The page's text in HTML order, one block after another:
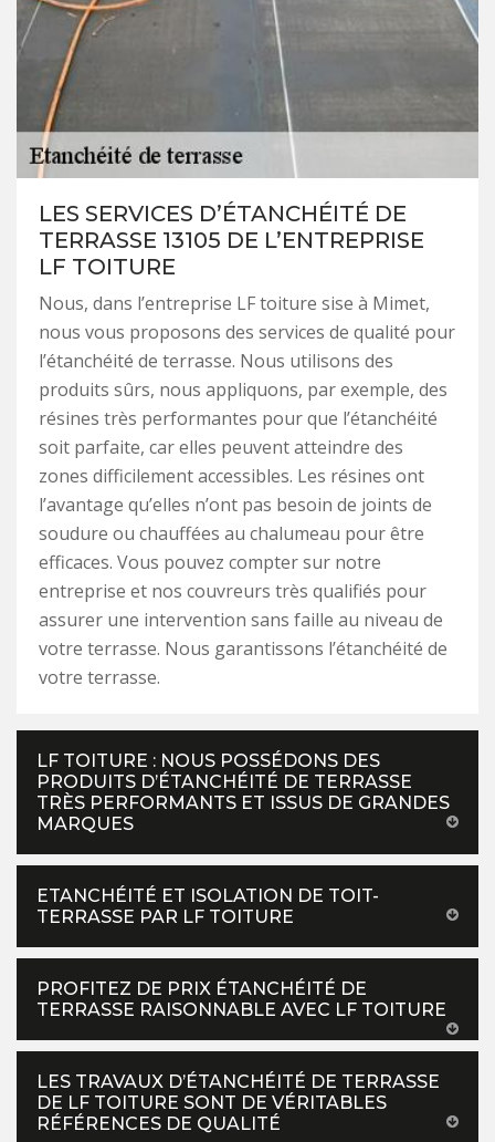
LES SERVICES D’ÉTANCHÉITÉ DE
TERRASSE 13105 DE L’ENTREPRISE
LF TOITURE
Nous, dans l’entreprise LF toiture sise à Mimet,
nous vous proposons des services de qualité pour
l’étanchéité de terrasse. Nous utilisons des
produits sûrs, nous appliquons, par exemple, des
résines très performantes pour que l’étanchéité
soit parfaite, car elles peuvent atteindre des
zones difficilement accessibles. Les résines ont
l’avantage qu’elles n’ont pas besoin de joints de
soudure ou chauffées au chalumeau pour être
efficaces. Vous pouvez compter sur notre
entreprise et nos couvreurs très qualifiés pour
assurer une intervention sans faille au niveau de
votre terrasse. Nous garantissons l’étanchéité de
votre terrasse.
LF TOITURE : NOUS POSSÉDONS DES
PRODUITS D’ÉTANCHÉITÉ DE TERRASSE
TRÈS PERFORMANTS ET ISSUS DE GRANDES
MARQUES
ETANCHÉITÉ ET ISOLATION DE TOIT-
TERRASSE PAR LF TOITURE
PROFITEZ DE PRIX ÉTANCHÉITÉ DE
TERRASSE RAISONNABLE AVEC LF TOITURE
LES TRAVAUX D’ÉTANCHÉITÉ DE TERRASSE
DE LF TOITURE SONT DE VÉRITABLES
RÉFÉRENCES DE QUALITÉ